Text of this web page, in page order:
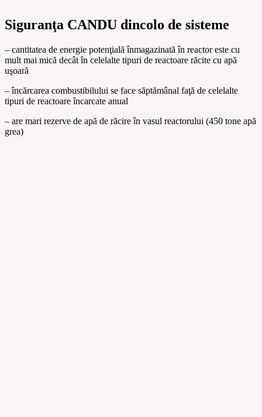
Siguranţa CANDU dincolo de sisteme
– cantitatea de energie potenţială înmagazinată în reactor este cu
mult mai mică decât în celelalte tipuri de reactoare răcite cu apă
uşoară
– încărcarea combustibilului se face săptămânal faţă de celelalte
tipuri de reactoare încarcate anual
– are mari rezerve de apă de răcire în vasul reactorului (450 tone apă
grea)